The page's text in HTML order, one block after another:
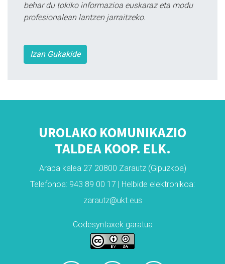
behar du tokiko informazioa euskaraz eta modu
profesionalean lantzen jarraitzeko.
Izan Gukakide
UROLAKO KOMUNIKAZIO
TALDEA KOOP. ELK.
Araba kalea 27 20800 Zarautz (Gipuzkoa)
Telefonoa: 943 89 00 17 | Helbide elektronikoa:
zarautz@ukt.eus
Codesyntaxek garatua